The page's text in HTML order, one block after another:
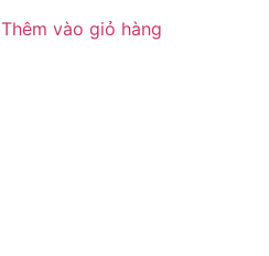
Thêm vào giỏ hàng